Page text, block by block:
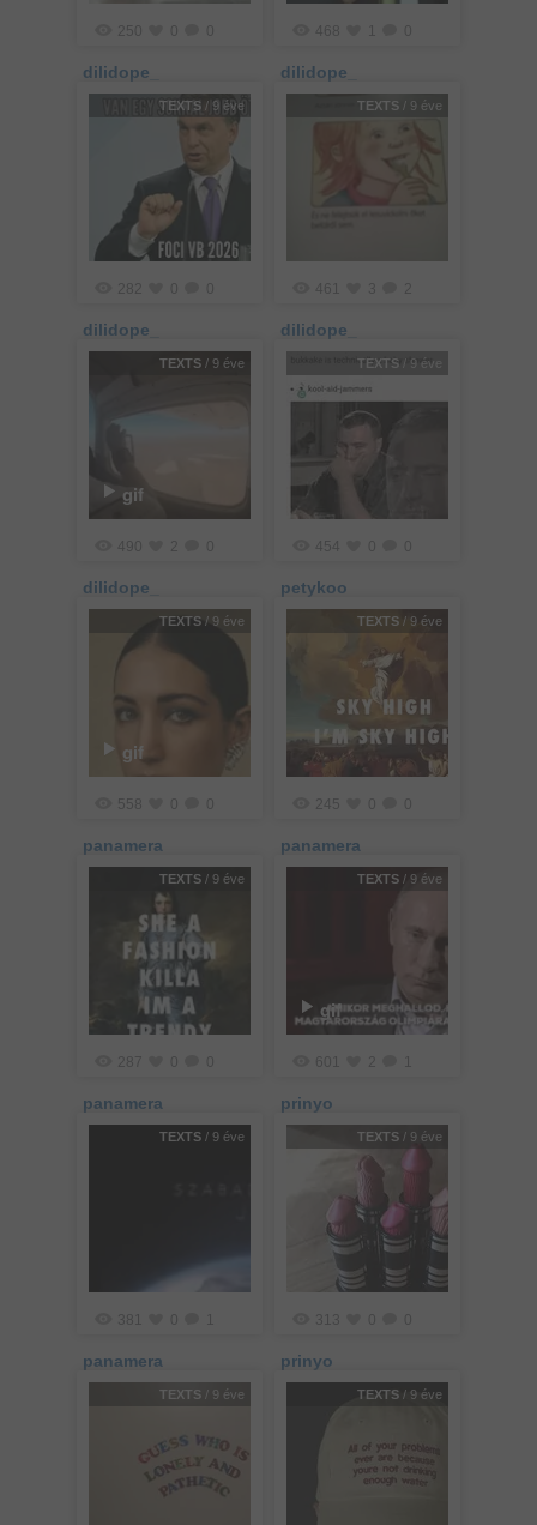
250
dilidope_
468
dilidope_
TEXTS / 9 éve
282
dilidope_
TEXTS / 9 éve
461 3 2
dilidope_
gif
TEXTS / 9 éve
490 2
dilidope_
TEXTS / 9 éve
454
petykoo
gif
TEXTS / 9 éve
558
panamera
TEXTS / 9 éve
245
panamera
TEXTS / 9 éve
287
panamera
gif
TEXTS / 9 éve
601 2
prinyo
TEXTS / 9 éve
381
panamera
TEXTS / 9 éve
313
prinyo
TEXTS / 9 éve TEXTS / 9 éve